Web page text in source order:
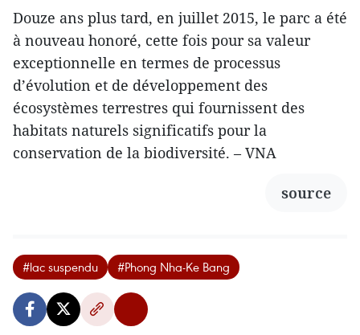
Douze ans plus tard, en juillet 2015, le parc a été
à nouveau honoré, cette fois pour sa valeur
exceptionnelle en termes de processus
d’évolution et de développement des
écosystèmes terrestres qui fournissent des
habitats naturels significatifs pour la
conservation de la biodiversité. – VNA
source
#lac suspendu #Phong Nha-Ke Bang